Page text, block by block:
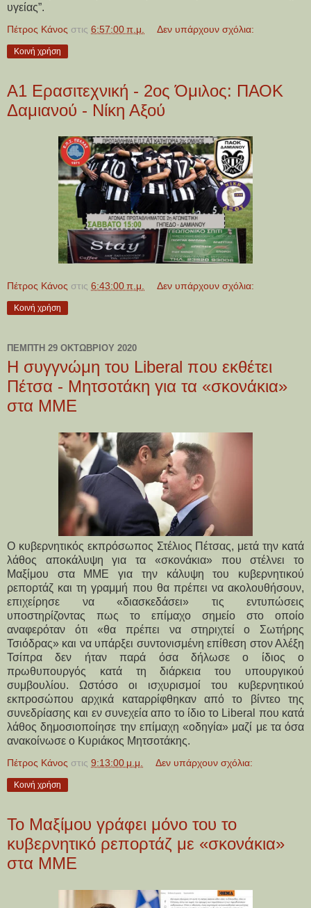
υγείας”.
Πέτρος Κάνος στις 6:57:00 π.μ. Δεν υπάρχουν σχόλια:
Κοινή χρήση
Α1 Ερασιτεχνική - 2ος Όμιλος: ΠΑΟΚ
Δαμιανού - Νίκη Αξού
Πέτρος Κάνος στις 6:43:00 π.μ. Δεν υπάρχουν σχόλια:
Κοινή χρήση
ΠΈΜΠΤΗ 29 ΟΚΤΩΒΡΊΟΥ 2020
Η συγγνώμη του Liberal που εκθέτει
Πέτσα - Μητσοτάκη για τα «σκονάκια»
στα ΜΜΕ
Ο κυβερνητικός εκπρόσωπος Στέλιος Πέτσας, μετά την κατά
λάθος αποκάλυψη για τα «σκονάκια» που στέλνει το
Μαξίμου στα ΜΜΕ για την κάλυψη του κυβερνητικού
ρεπορτάζ και τη γραμμή που θα πρέπει να ακολουθήσουν,
επιχείρησε να «διασκεδάσει» τις εντυπώσεις
υποστηρίζοντας πως το επίμαχο σημείο στο οποίο
αναφερόταν ότι «θα πρέπει να στηριχτεί ο Σωτήρης
Τσιόδρας» και να υπάρξει συντονισμένη επίθεση στον Αλέξη
Τσίπρα δεν ήταν παρά όσα δήλωσε ο ίδιος ο
πρωθυπουργός κατά τη διάρκεια του υπουργικού
συμβουλίου. Ωστόσο οι ισχυρισμοί του κυβερνητικού
εκπροσώπου αρχικά καταρρίφθηκαν από το βίντεο της
συνεδρίασης και εν συνεχεία απο το ίδιο το Liberal που κατά
λάθος δημοσιοποίησε την επίμαχη «οδηγία» μαζί με τα όσα
ανακοίνωσε ο Κυριάκος Μητσοτάκης.
Πέτρος Κάνος στις 9:13:00 μ.μ. Δεν υπάρχουν σχόλια:
Κοινή χρήση
Το Μαξίμου γράφει μόνο του το
κυβερνητικό ρεπορτάζ με «σκονάκια»
στα ΜΜΕ